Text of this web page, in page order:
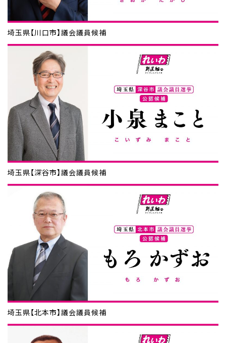
埼玉県【川口市】議会議員候補
埼玉県【深谷市】議会議員候補
埼玉県【北本市】議会議員候補